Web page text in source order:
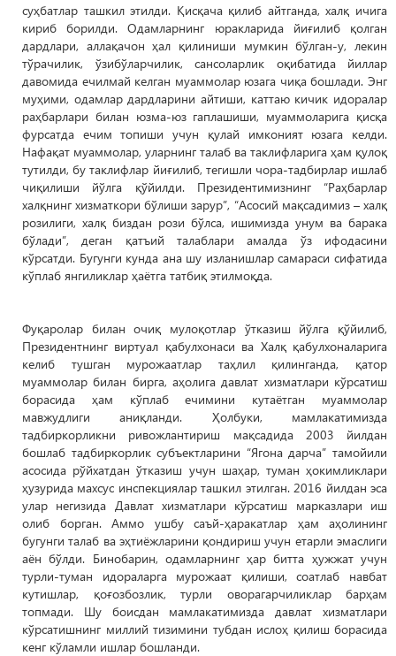
суҳбатлар ташкил этилди. Қисқача қилиб айтганда, халқ ичига
кириб борилди. Одамларнинг юракларида йиғилиб қолган
дардлари, аллақачон ҳал қилиниши мумкин бўлган-у, лекин
тўрачилик, ўзибўларчилик, сансоларлик оқибатида йиллар
давомида ечилмай келган муаммолар юзага чиқа бошлади. Энг
муҳими, одамлар дардларини айтиши, каттаю кичик идоралар
раҳбарлари билан юзма-юз гаплашиши, муаммоларига қисқа
фурсатда ечим топиши учун қулай имконият юзага келди.
Нафақат муаммолар, уларнинг талаб ва таклифларига ҳам қулоқ
тутилди, бу таклифлар йиғилиб, тегишли чора-тадбирлар ишлаб
чиқилиши йўлга қўйилди. Президентимизнинг “Раҳбарлар
халқнинг хизматкори бўлиши зарур”, “Асосий мақсадимиз – халқ
розилиги, халқ биздан рози бўлса, ишимизда унум ва барака
бўлади”, деган қатъий талаблари амалда ўз ифодасини
кўрсатди. Бугунги кунда ана шу изланишлар самараси сифатида
кўплаб янгиликлар ҳаётга татбиқ этилмоқда.
Фуқаролар билан очиқ мулоқотлар ўтказиш йўлга қўйилиб,
Президентнинг виртуал қабулхонаси ва Халқ қабулхоналарига
келиб тушган мурожаатлар таҳлил қилинганда, қатор
муаммолар билан бирга, аҳолига давлат хизматлари кўрсатиш
борасида ҳам кўплаб ечимини кутаётган муаммолар
мавжудлиги аниқланди. Ҳолбуки, мамлакатимизда
тадбиркорликни ривожлантириш мақсадида 2003 йилдан
бошлаб тадбиркорлик субъектларини “Ягона дарча” тамойили
асосида рўйхатдан ўтказиш учун шаҳар, туман ҳокимликлари
ҳузурида махсус инспекциялар ташкил этилган. 2016 йилдан эса
улар негизида Давлат хизматлари кўрсатиш марказлари иш
олиб борган. Аммо ушбу саъй-ҳаракатлар ҳам аҳолининг
бугунги талаб ва эҳтиёжларини қондириш учун етарли эмаслиги
аён бўлди. Бинобарин, одамларнинг ҳар битта ҳужжат учун
турли-туман идораларга мурожаат қилиши, соатлаб навбат
кутишлар, қоғозбозлик, турли оворагарчиликлар барҳам
топмади. Шу боисдан мамлакатимизда давлат хизматлари
кўрсатишнинг миллий тизимини тубдан ислоҳ қилиш борасида
кенг кўламли ишлар бошланди.